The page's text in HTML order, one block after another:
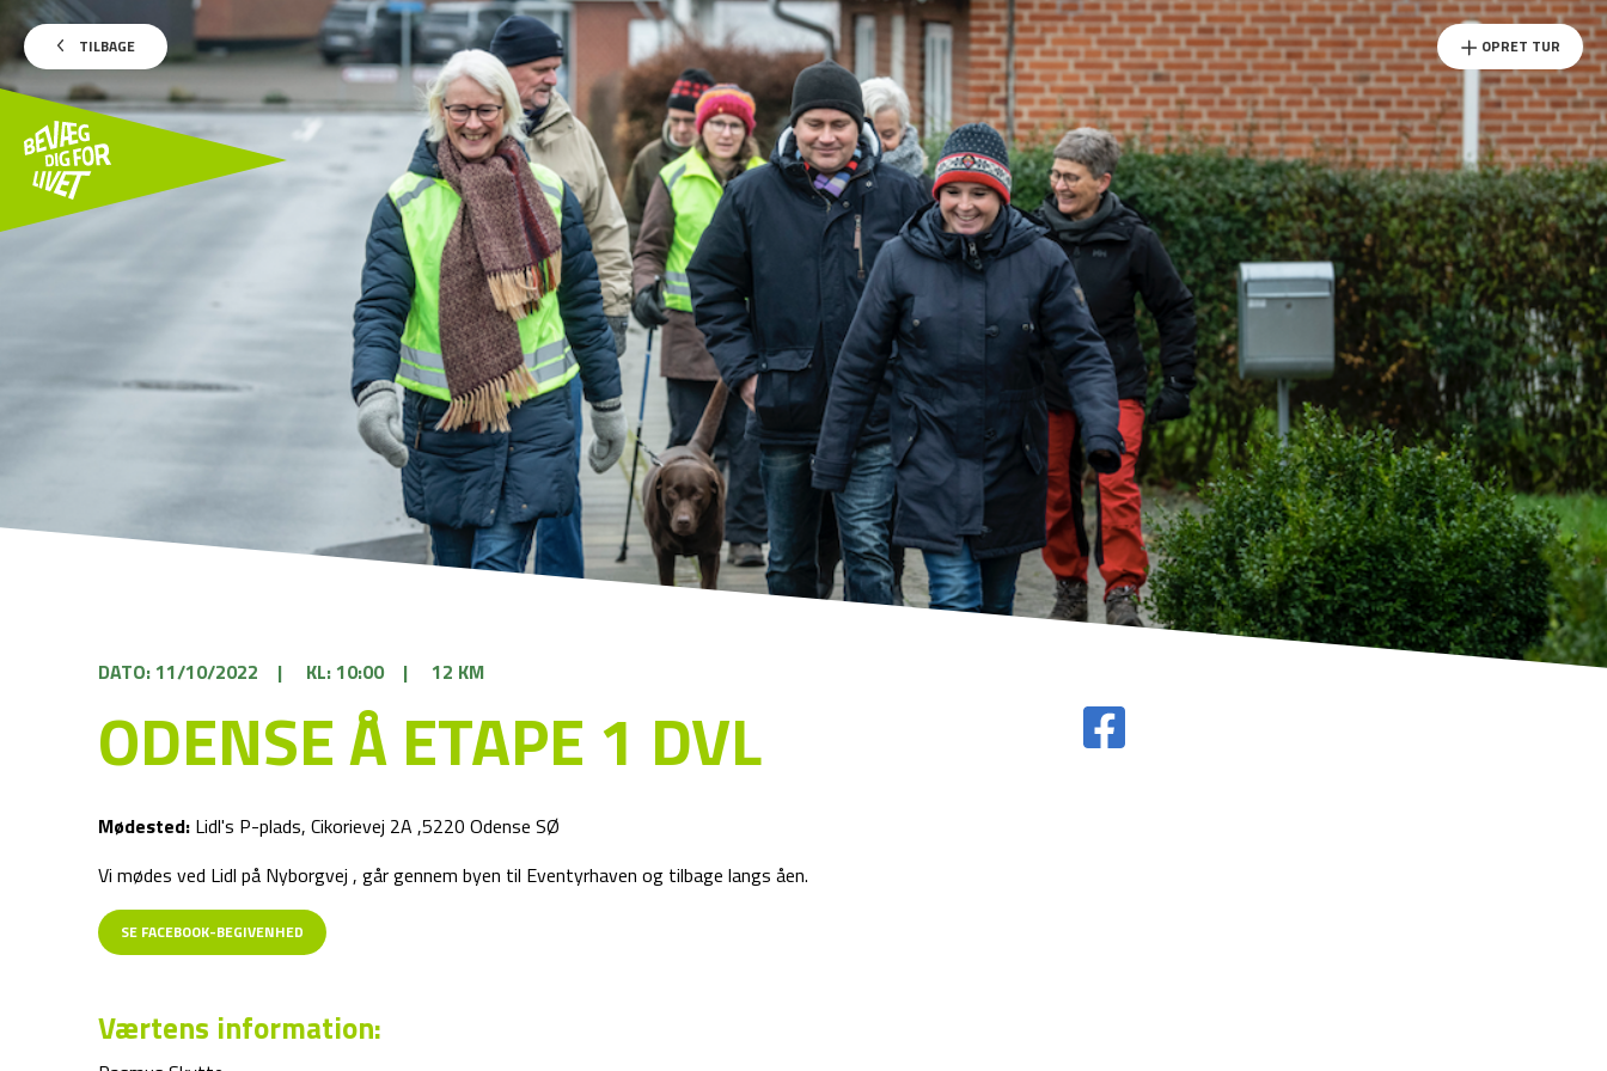
TILBAGE OPRET TUR
DATO: 11/10/2022 | KL: 10:00 | 12 KM
ODENSE Å ETAPE 1 DVL
Mødested: Lidl's P-plads, Cikorievej 2A ,5220 Odense SØ
Vi mødes ved Lidl på Nyborgvej , går gennem byen til Eventyrhaven og tilbage langs åen.
SE FACEBOOK-BEGIVENHED
Værtens information: